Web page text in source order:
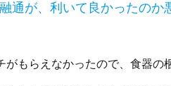
通が、利いて良かったのか
がもらえなかったので、食器の